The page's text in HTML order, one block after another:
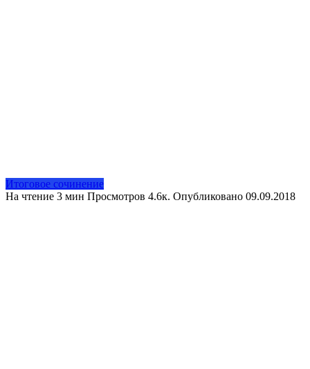
Итоговое сочинение
На чтение 3 мин Просмотров 4.6к. Опубликовано 09.09.2018